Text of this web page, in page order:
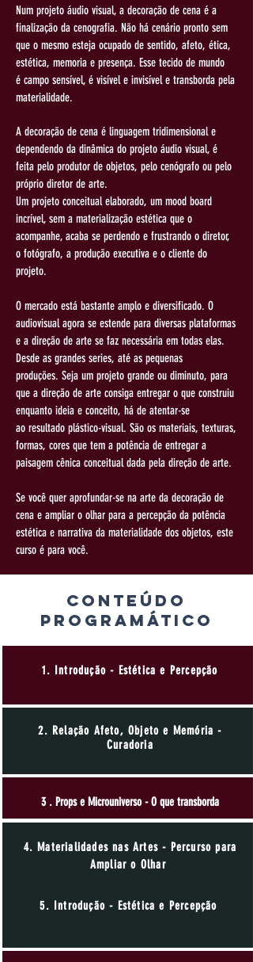
Num projeto áudio visual, a decoração de cena é a
finalização da cenografia. Não há cenário pronto sem
que o mesmo esteja ocupado de sentido, afeto, ética,
estética, memoria e presença. Esse tecido de mundo
é campo sensível, é visível e invisível e transborda pela
materialidade.
A decoração de cena é linguagem tridimensional e
dependendo da dinâmica do projeto áudio visual, é
feita pelo produtor de objetos, pelo cenógrafo ou pelo
próprio diretor de arte.
Um projeto conceitual elaborado, um mood board
incrível, sem a materialização estética que o
acompanhe, acaba se perdendo e frustrando o diretor,
o fotógrafo, a produção executiva e o cliente do
projeto.
O mercado está bastante amplo e diversificado. O
audiovisual agora se estende para diversas plataformas
e a direção de arte se faz necessária em todas elas.
Desde as grandes series, até as pequenas
produções. Seja um projeto grande ou diminuto, para
que a direção de arte consiga entregar o que construiu
enquanto ideia e conceito, há de atentar-se
ao resultado plástico-visual. São os materiais, texturas,
formas, cores que tem a potência de entregar a
paisagem cênica conceitual dada pela direção de arte.
Se você quer aprofundar-se na arte da decoração de
cena e ampliar o olhar para a percepção da potência
estética e narrativa da materialidade dos objetos, este
curso é para você.
Conteúdo
Programático
1. Introdução - Estética e Percepção
2. Relação Afeto, Objeto e Memória -
Curadoria
3 . Props e Microuniverso - O que transborda
4. Materialidades nas Artes - Percurso para
Ampliar o Olhar
5. Introdução - Estética e Percepção